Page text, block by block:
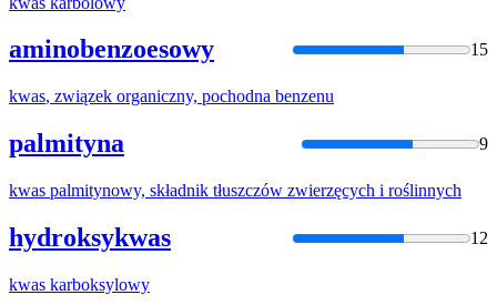
aminobenzoesowy 15
kwas, związek organiczny, pochodna benzenu
palmityna 9
kwas palmitynowy, składnik tłuszczów zwierzęcych i roślinnych
hydroksykwas 12
kwas karboksylowy